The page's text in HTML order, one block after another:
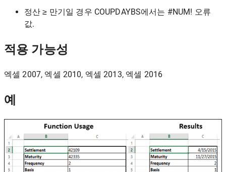
정산 ≥ 만기일 경우 COUPDAYBS에서는 #NUM! 오류
값.
적용 가능성
엑셀 2007, 엑셀 2010, 엑셀 2013, 엑셀 2016
예